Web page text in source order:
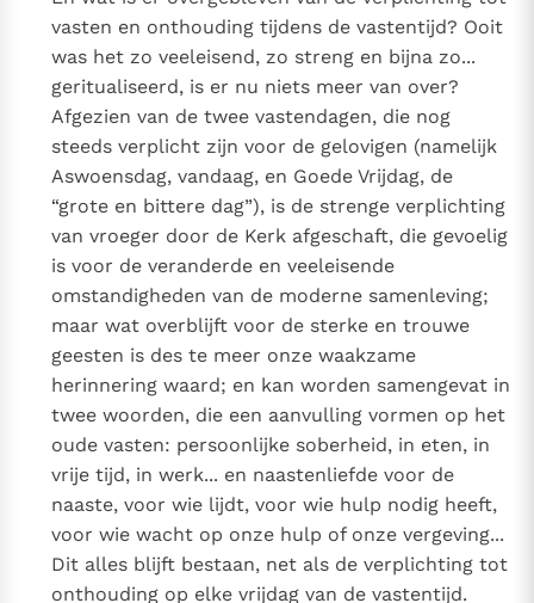
vasten en onthouding tijdens de vastentijd? Ooit
was het zo veeleisend, zo streng en bijna zo...
geritualiseerd, is er nu niets meer van over?
Afgezien van de twee vastendagen, die nog
steeds verplicht zijn voor de gelovigen (namelijk
Aswoensdag, vandaag, en Goede Vrijdag, de
“grote en bittere dag”), is de strenge verplichting
van vroeger door de Kerk afgeschaft, die gevoelig
is voor de veranderde en veeleisende
omstandigheden van de moderne samenleving;
maar wat overblijft voor de sterke en trouwe
geesten is des te meer onze waakzame
herinnering waard; en kan worden samengevat in
twee woorden, die een aanvulling vormen op het
oude vasten: persoonlijke soberheid, in eten, in
vrije tijd, in werk... en naastenliefde voor de
naaste, voor wie lijdt, voor wie hulp nodig heeft,
voor wie wacht op onze hulp of onze vergeving...
Dit alles blijft bestaan, net als de verplichting tot
onthouding op elke vrijdag van de vastentijd.